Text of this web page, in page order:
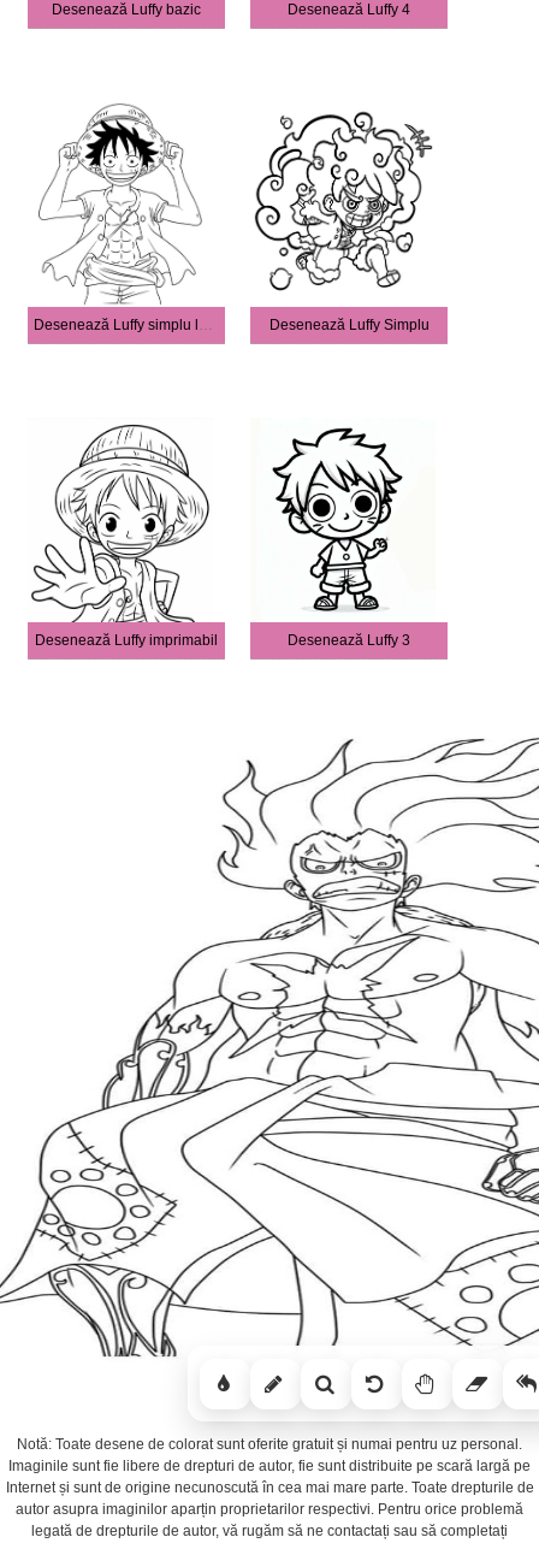
Desenează Luffy bazic Desenează Luffy 4
Desenează Luffy simplu la copii Desenează Luffy Simplu
Desenează Luffy imprimabil Desenează Luffy 3
Notă: Toate desene de colorat sunt oferite gratuit și numai pentru uz personal.
Imaginile sunt fie libere de drepturi de autor, fie sunt distribuite pe scară largă pe
Internet și sunt de origine necunoscută în cea mai mare parte. Toate drepturile de
autor asupra imaginilor aparțin proprietarilor respectivi. Pentru orice problemă
legată de drepturile de autor, vă rugăm să ne contactați sau să completați